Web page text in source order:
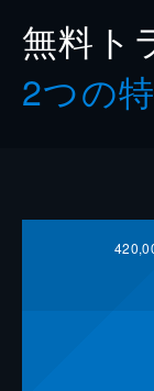
無料ト
2つの